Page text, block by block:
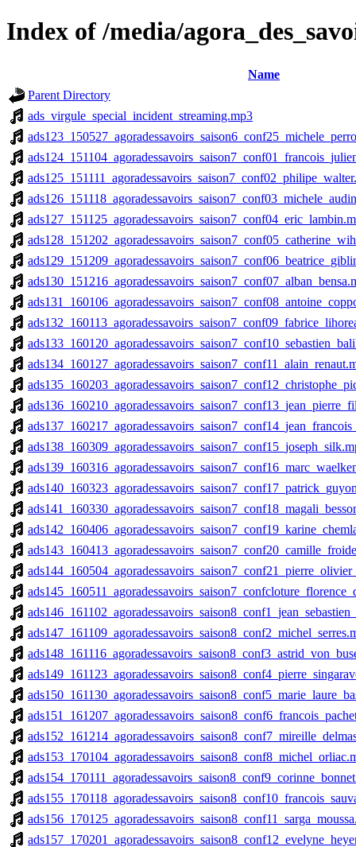
Index of /media/
Name
Parent Directory
ads_virgule_special_incident_streaming.mp3